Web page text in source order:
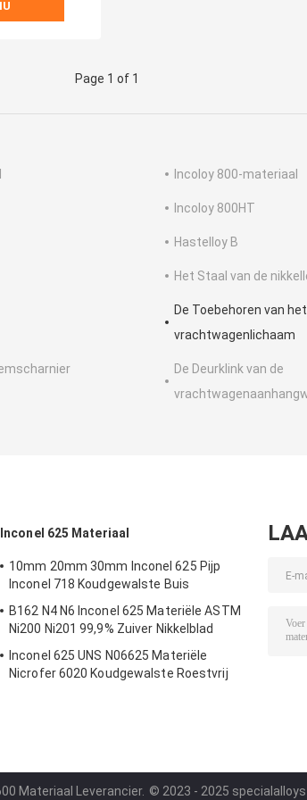
Page 1 of 1
Incoloy 800-materiaal
Incoloy 800HT
Hastelloy B
Het Staal van de
De Toebehoren van het
vrachtwagenlichaam
De Deurklink van de
Inconel 625 Materiaal
10mm 20mm 30mm Inconel 625 Pijp
Inconel 718 Koudgewalste Buis
B162 N4 N6 Inconel 625 Materiële ASTM
Ni200 Ni201 99,9% Zuiver Nikkelblad
Inconel 625 UNS N06625 Materiële
Nicrofer 6020 Koudgewalste Roestvrij
Materiaal Leverancier. © 2023 - 2025